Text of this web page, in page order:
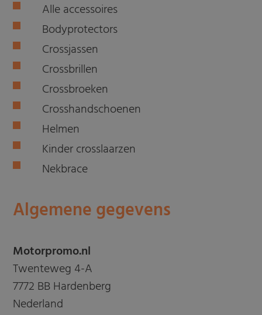
Alle accessoires
Bodyprotectors
Crossjassen
Crossbrillen
Crossbroeken
Crosshandschoenen
Helmen
Kinder crosslaarzen
Nekbrace
Algemene gegevens
Motorpromo.nl
Twenteweg 4-A
7772 BB Hardenberg
Nederland